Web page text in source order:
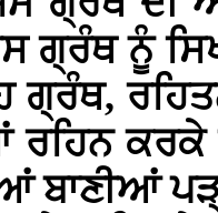
ਗ੍ਰੰਥ ਨੂੰ
ਗ੍ਰੰਥ,
ਰਹਿਨ ਕਰਕੇ
ਬਾਣੀਆਂ